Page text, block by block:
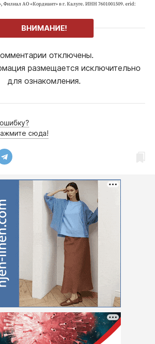
Филиал АО «Кордиант» в г. Калуге. ИНН 7601001509. erid:
ВНИМАНИЕ!
отключены.
размещается исключительно
для ознакомления.
сюда!